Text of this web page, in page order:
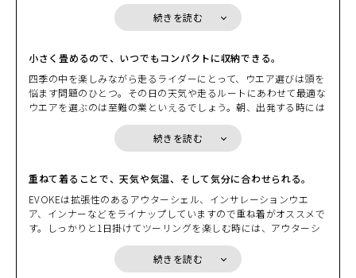
の日の天気や気温、どんなルートを走るかでライダーは一日のウエ
アリングを決める。しかしながら、その決定には少しばかりの“我
ながら。HYODはそこに目をつけた。
先週末に走ったツーリングシーンを思い浮かべる。出掛ける時には
少し肌寒さを感じたものの、日中は汗ばむぐらいの陽気となり急激
に上がる気温。バックミラーに映るヘルメットでペチャンコになっ
た髪型。アウターシェルを脱ぎバイクにかけるときによぎる少しば
かりの不安。シャワーを浴びたいほどの汗ビッショリになったイン
ナーウエアの不快感。もし、そんな“我慢”や“不快感”が両手に収ま
名はギア・ウエアだ。ウエアでありながらギアの役割を果たす。そ
こにはこんな要素が求められる。“小さく収納”できて、しかも“持
ち運び”がしやすい。気温変化に応じて“重ね着”もできるし“脱い
で”パッカブルに戻すこともできる。ウエアの拡張性を損なわない
コンパクトなプロテクションとのマッチング。EVOKEはバイクを
止めた後に新たな価値を発揮するギア・ウエアだ。「小さく収納し
て、持ち運ぼう」から始まる新発想。GEAR-Wearという新時代が
続きを読む
小さく畳めるので、いつでもコンパクトに収納できる。
四季の中を楽しみながら走るライダーにとって、ウエア選びは頭を
悩ます問題のひとつ。その日の天気や走るルートにあわせて最適な
ウエアを選ぶのは至難の業といえるでしょう。朝、出発する時には
の気温となり、脱ぎたくても荷物になるから脱げないもどかしさ。
そんな時に、小さく畳んで持ち運べるパッカブル機能を備えたEVO
るバッグや、バイクの小物入れの隙間にコンパクトに収納できま
す。荷物になるからと着こまずに我慢したり、着こんで脱げないか
らと我慢したりする必要はないのです。
続きを読む
重ねて着ることで、天気や気温、そして気分に合わせられる。
EVOKEは拡張性のあるアウターシェル、インサレーションウエ
ア、インナーなどをライナップしていますので重ね着がオススメで
す。しっかりと1日掛けてツーリングを楽しむ時には、アウターシ
った温かなインサレーションウエアと重ねてみたり、街中を走る時
であれば適度な通気性がエアクッションとなり衣服内を快適に保つ
続きを読む